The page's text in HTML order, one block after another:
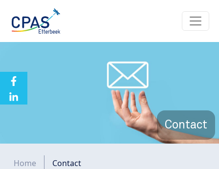
Contact
Fil d'Ariane
Home Contact